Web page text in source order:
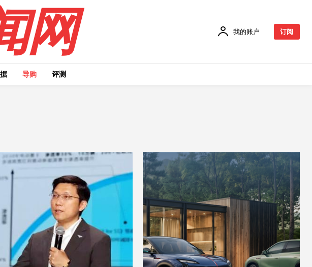
网 我的账户 订阅
导购 评测